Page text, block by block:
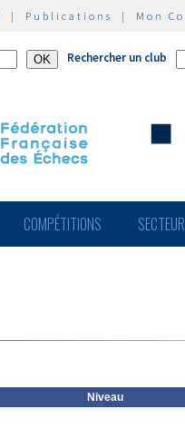
| Publications | Mon
Rechercher un club
COMPÉTITIONS
Niveau